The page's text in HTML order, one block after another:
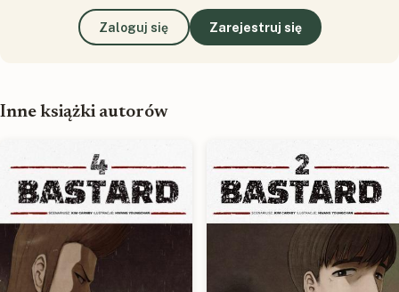
Zaloguj się Zarejestruj się
Inne książki autorów